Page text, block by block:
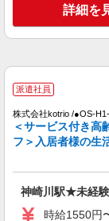
キー
株式会社kotrio /
キー
詳細を
派遣社員
株式会社kotrio /●OS-
＜サービス付き高
フ＞入居者様の生
神崎川駅★未経
時給1550円